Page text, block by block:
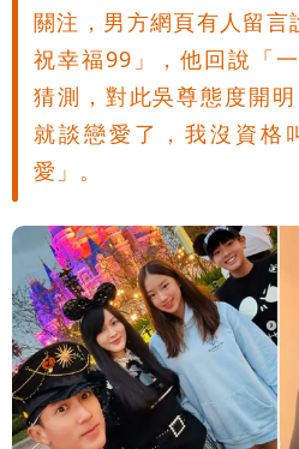
關注，男方網頁有人留言
祝幸福99」，他回說「
猜測，對此吳尊態度開
就談戀愛了，我沒資格
愛」。